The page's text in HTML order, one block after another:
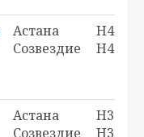
Астана
Созвездие
H4 - 3
H4 - 3
Астана
Созвездие
H3 - 3
H3 - 3